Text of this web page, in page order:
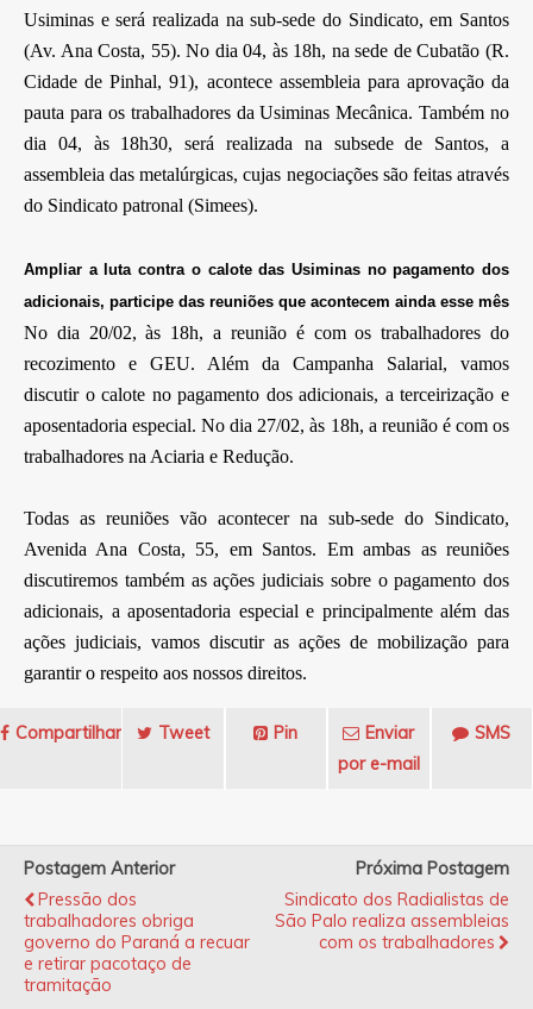
Usiminas e será realizada na sub-sede do Sindicato, em Santos
(Av. Ana Costa, 55). No dia 04, às 18h, na sede de Cubatão (R.
Cidade de Pinhal, 91), acontece assembleia para aprovação da
pauta para os trabalhadores da Usiminas Mecânica. Também no
dia 04, às 18h30, será realizada na subsede de Santos, a
assembleia das metalúrgicas, cujas negociações são feitas através
do Sindicato patronal (Simees).
Ampliar a luta contra o calote das Usiminas no pagamento dos
adicionais, participe das reuniões que acontecem ainda esse mês
No dia 20/02, às 18h, a reunião é com os trabalhadores do
recozimento e GEU. Além da Campanha Salarial, vamos
discutir o calote no pagamento dos adicionais, a terceirização e
aposentadoria especial. No dia 27/02, às 18h, a reunião é com os
trabalhadores na Aciaria e Redução.
Todas as reuniões vão acontecer na sub-sede do Sindicato,
Avenida Ana Costa, 55, em Santos. Em ambas as reuniões
discutiremos também as ações judiciais sobre o pagamento dos
adicionais, a aposentadoria especial e principalmente além das
ações judiciais, vamos discutir as ações de mobilização para
garantir o respeito aos nossos direitos.
Compartilhar Tweet Pin
Enviar
por e-mail
SMS
Postagem Anterior
Pressão dos
trabalhadores obriga
governo do Paraná a recuar
e retirar pacotaço de
tramitação
Próxima Postagem
Sindicato dos Radialistas de
São Palo realiza assembleias
com os trabalhadores